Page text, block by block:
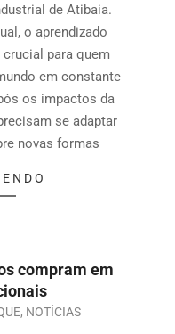
de Atibaia.
o aprendizado
para quem
em constante
os impactos da
se adaptar
novas formas
compram em
, NOTÍCIAS